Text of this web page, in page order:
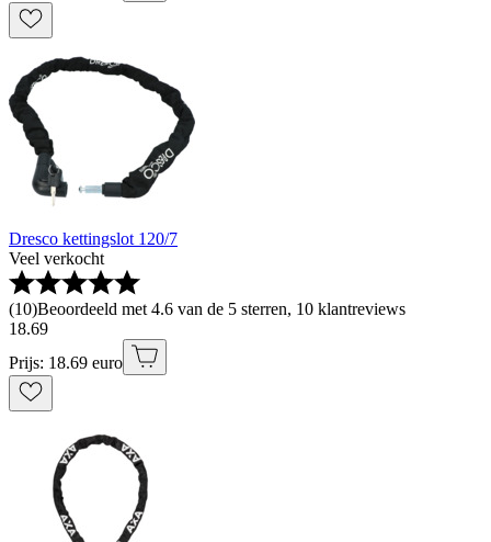
Dresco kettingslot 120/7
Veel verkocht
(10)Beoordeeld met 4.6 van de 5 sterren, 10 klantreviews
18.69
Prijs: 18.69 euro